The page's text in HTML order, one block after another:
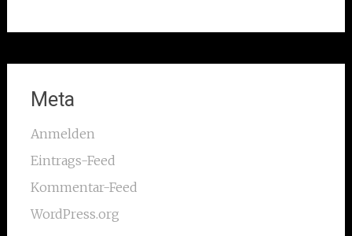
Meta
Anmelden
Eintrags-Feed
Kommentar-Feed
WordPress.org